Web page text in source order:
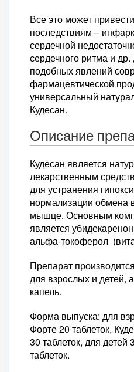
Все это может
последствиям –
сердечной
сердечного ритма и
подобных явлений
фармацевтической
универсальный
Кудесан.
Описание
Кудесан является
лекарственным
для устранения
нормализации обмена
мышце. Основным
является
альфа-токоферол
Препарат
для взрослых и детей,
капель.
Форма выпуска: для
Форте 20 таблеток,
30 таблеток, для
таблеток.